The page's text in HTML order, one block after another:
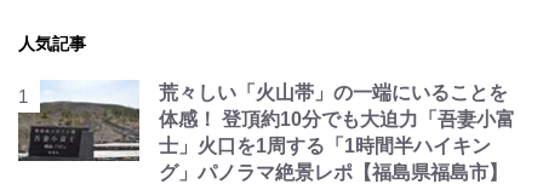
人気記事
荒々しい「火山帯」の一端にいることを
体感！ 登頂約10分でも大迫力「吾妻小富
士」火口を1周する「1時間半ハイキン
グ」パノラマ絶景レポ【福島県福島市】